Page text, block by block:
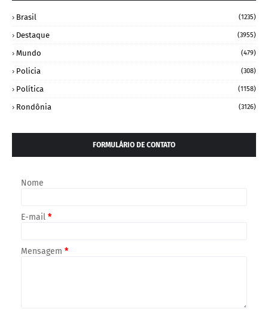
Brasil (1235)
Destaque (3955)
Mundo (479)
Policia (308)
Política (1158)
Rondônia (3126)
FORMULÁRIO DE CONTATO
Nome
E-mail *
Mensagem *